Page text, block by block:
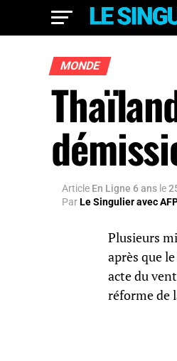
MONDE
Article En Ligne 6 ans le
ParLe Singulier avec
Plusieurs
après que
acte du
réforme de